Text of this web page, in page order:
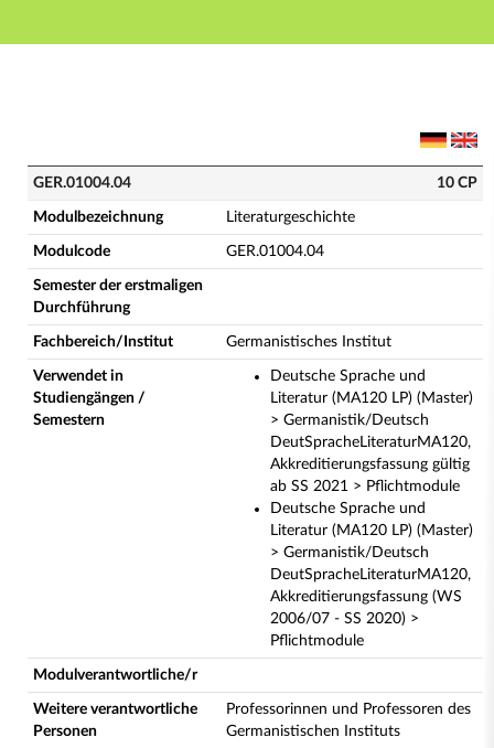
Hauptnavigation
GER.01004.04 - Literaturgeschichte (Vollständige
GER.01004.04 10 CP
Modulbezeichnung Literaturgeschichte
Modulcode GER.01004.04
Semester der erstmaligen
Durchführung
Fachbereich/Institut Germanistisches Institut
Verwendet in
Studiengängen /
Semestern
Deutsche Sprache und
Literatur (MA120 LP) (Master)
> Germanistik/Deutsch
DeutSpracheLiteraturMA120,
Akkreditierungsfassung gültig
ab SS 2021 > Pflichtmodule
Deutsche Sprache und
Literatur (MA120 LP) (Master)
> Germanistik/Deutsch
DeutSpracheLiteraturMA120,
Akkreditierungsfassung (WS
2006/07 - SS 2020) >
Pflichtmodule
Modulverantwortliche/r
Weitere verantwortliche
Personen
Professorinnen und Professoren des
Germanistischen Instituts